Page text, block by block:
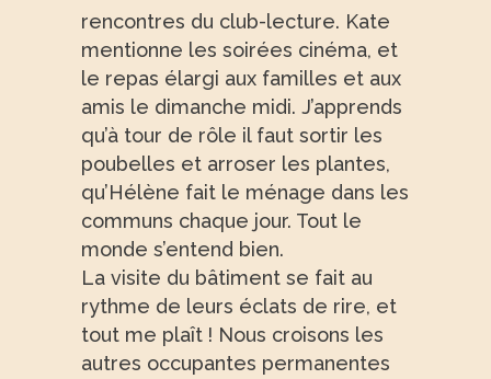
rencontres du club-lecture. Kate
mentionne les soirées cinéma, et
le repas élargi aux familles et aux
amis le dimanche midi. J’apprends
qu’à tour de rôle il faut sortir les
poubelles et arroser les plantes,
qu’Hélène fait le ménage dans les
communs chaque jour. Tout le
monde s’entend bien.
La visite du bâtiment se fait au
rythme de leurs éclats de rire, et
tout me plaît ! Nous croisons les
autres occupantes permanentes